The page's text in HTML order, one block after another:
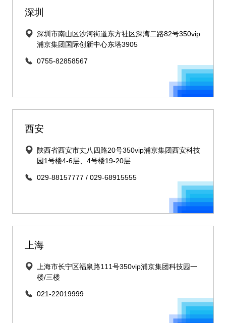
深圳
深圳市南山区沙河街道东方社区深湾二路82号350vip
浦京集团国际创新中心东塔3905
0755-82858567
西安
陕西省西安市丈八四路20号350vip浦京集团西安科技
园1号楼4-6层、4号楼19-20层
029-88157777 / 029-68915555
上海
上海市长宁区福泉路111号350vip浦京集团科技园一
楼/三楼
021-22019999